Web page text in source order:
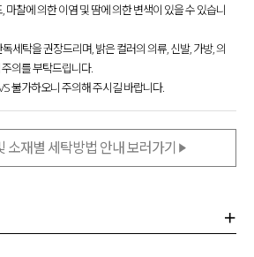
마찰에 의한 이염 및 땀에 의한 변색이 있을 수 있습니
세탁을 권장드리며, 밝은 컬러의 의류, 신발, 가방, 의
의를 부탁드립니다.
불가하오니 주의해 주시길 바랍니다.
소재별 세탁방법 안내 보러가기